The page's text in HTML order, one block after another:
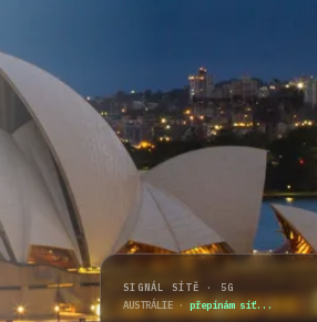
SIGNÁL SÍTĚ · 5G
AUSTRÁLIE· přepínám síť...